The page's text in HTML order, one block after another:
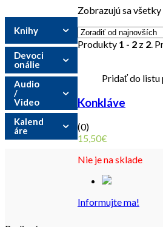
Zobrazujú sa
Produkty 1 - 2 z 2.
Pridať do listu
Konkláve
(0)
15,50€
Nie je na sklade
Informujte ma!
Knihy
Devoci
onálie
Audio
/
Video
Kalend
áre